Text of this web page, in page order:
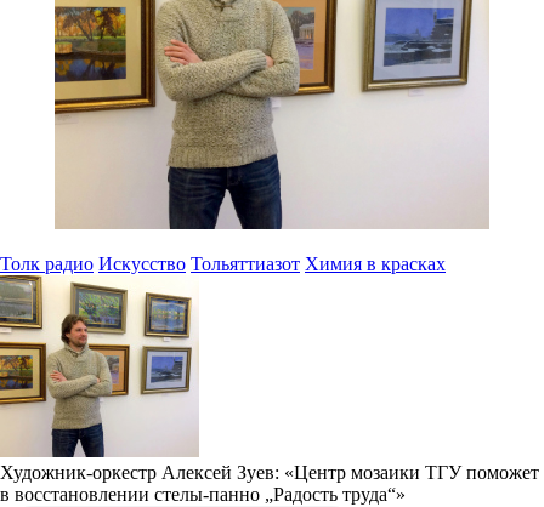
Толк радио Искусство Тольяттиазот Химия в красках
Художник-оркестр Алексей Зуев: «Центр мозаики ТГУ поможет
в восстановлении стелы-панно „Радость труда“»